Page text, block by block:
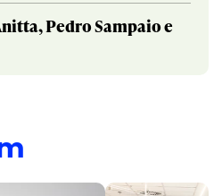
Pedro Sampaio e